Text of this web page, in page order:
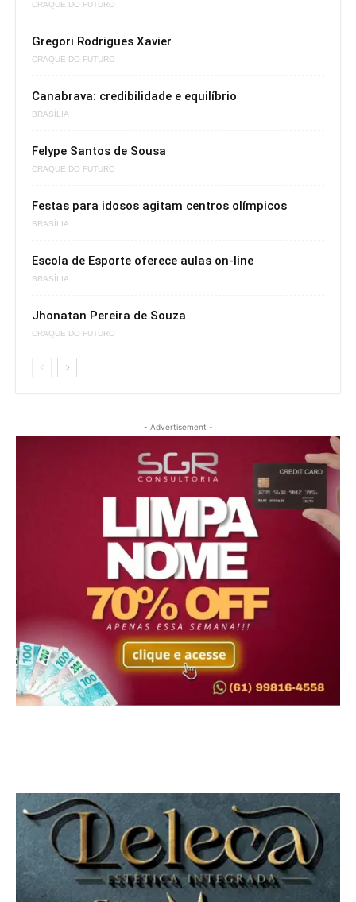
CRAQUE DO FUTURO
Gregori Rodrigues Xavier
CRAQUE DO FUTURO
Canabrava: credibilidade e equilíbrio
BRASÍLIA
Felype Santos de Sousa
CRAQUE DO FUTURO
Festas para idosos agitam centros olímpicos
BRASÍLIA
Escola de Esporte oferece aulas on-line
BRASÍLIA
Jhonatan Pereira de Souza
CRAQUE DO FUTURO
- Advertisement -